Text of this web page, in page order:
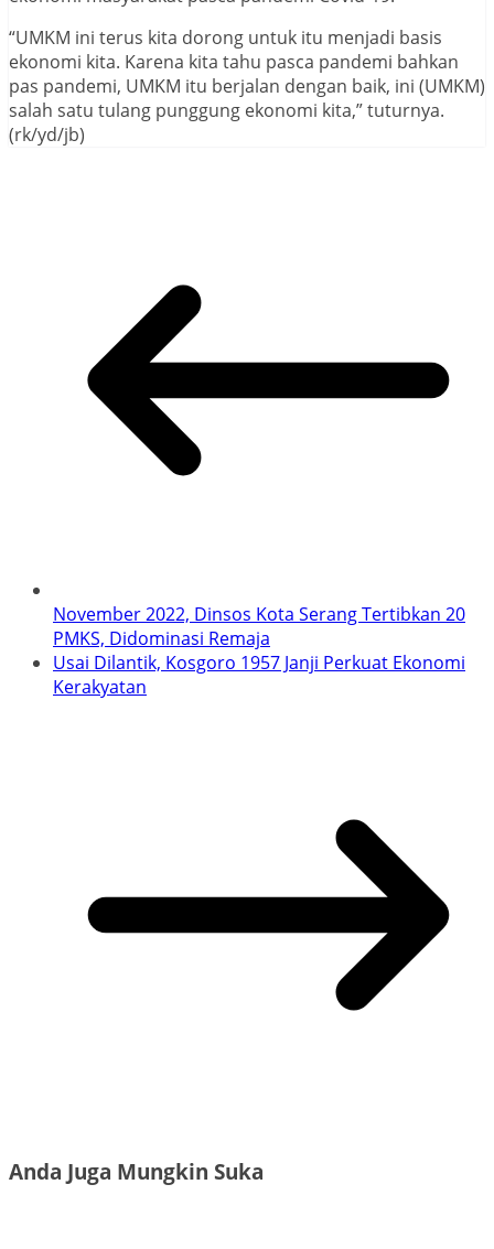
“UMKM ini terus kita dorong untuk itu menjadi basis
ekonomi kita. Karena kita tahu pasca pandemi bahkan
pas pandemi, UMKM itu berjalan dengan baik, ini (UMKM)
salah satu tulang punggung ekonomi kita,” tuturnya.
(rk/yd/jb)
November 2022, Dinsos Kota Serang Tertibkan 20
PMKS, Didominasi Remaja
Usai Dilantik, Kosgoro 1957 Janji Perkuat Ekonomi
Kerakyatan
Anda Juga Mungkin Suka